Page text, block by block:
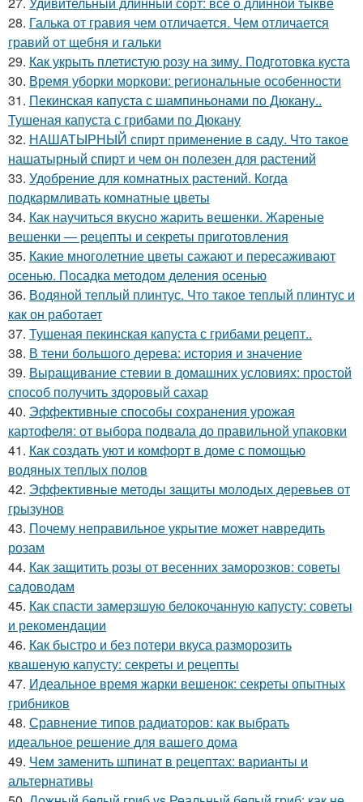
28. Галька от гравия чем отличается. Чем отличается
гравий от щебня и гальки
29. Как укрыть плетистую розу на зиму. Подготовка куста
30. Время уборки моркови: региональные особенности
31. Пекинская капуста с шампиньонами по Дюкану..
Тушеная капуста с грибами по Дюкану
32. НАШАТЫРНЫЙ спирт применение в саду. Что такое
нашатырный спирт и чем он полезен для растений
33. Удобрение для комнатных растений. Когда
подкармливать комнатные цветы
34. Как научиться вкусно жарить вешенки. Жареные
вешенки — рецепты и секреты приготовления
35. Какие многолетние цветы сажают и пересаживают
осенью. Посадка методом деления осенью
36. Водяной теплый плинтус. Что такое теплый плинтус и
как он работает
37. Тушеная пекинская капуста с грибами рецепт..
38. В тени большого дерева: история и значение
39. Выращивание стевии в домашних условиях: простой
способ получить здоровый сахар
40. Эффективные способы сохранения урожая
картофеля: от выбора подвала до правильной упаковки
41. Как создать уют и комфорт в доме с помощью
водяных теплых полов
42. Эффективные методы защиты молодых деревьев от
грызунов
43. Почему неправильное укрытие может навредить
розам
44. Как защитить розы от весенних заморозков: советы
садоводам
45. Как спасти замерзшую белокочанную капусту: советы
и рекомендации
46. Как быстро и без потери вкуса разморозить
квашеную капусту: секреты и рецепты
47. Идеальное время жарки вешенок: секреты опытных
грибников
48. Сравнение типов радиаторов: как выбрать
идеальное решение для вашего дома
49. Чем заменить шпинат в рецептах: варианты и
альтернативы